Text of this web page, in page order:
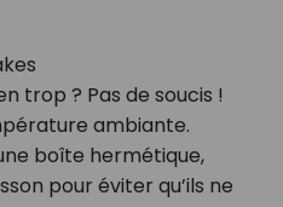
trop ? Pas de soucis !
ambiante.
boîte hermétique,
pour éviter qu’ils ne